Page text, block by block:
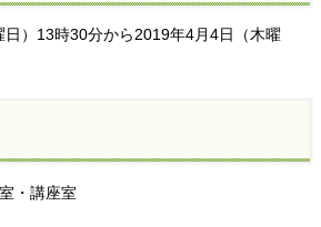
日）13時30分から2019年4月4日（木曜
・講座室